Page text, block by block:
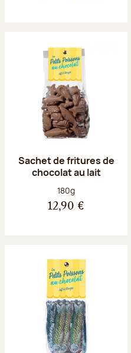
Sachet de fritures de
chocolat au lait
Poids net :
180g
12,90 €